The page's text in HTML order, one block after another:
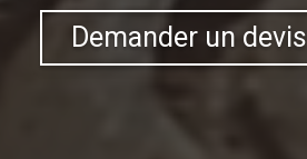
Demander un devis